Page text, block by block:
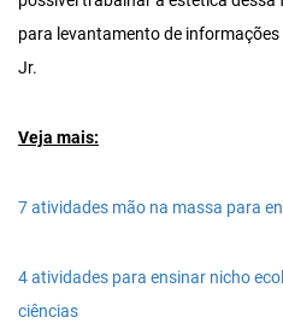
para levantamento de informações
Jr.
Veja mais:
7 atividades mão na massa para
4 atividades para ensinar nicho
ciências